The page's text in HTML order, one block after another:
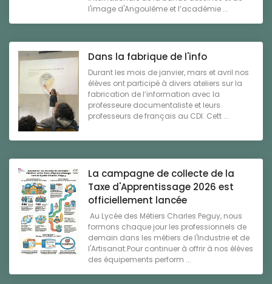
l'image d'Angoulême et l’académie ...
Dans la fabrique de l'info
Durant les mois de janvier, mars et avril nos
élèves ont participé à divers ateliers sur la
fabrication de l’information avec la
professeure documentaliste et leurs
professeurs de français au CDI. Cett ...
La campagne de collecte de la
Taxe d'Apprentissage 2026 est
officiellement lancée
Au Lycée des Métiers Charles Peguy, nous
formons chaque jour les professionnels de
demain dans les métiers de l'Industrie et de
l'Artisanat.Pour continuer à offrir à nos élèves
des équipements perform ...